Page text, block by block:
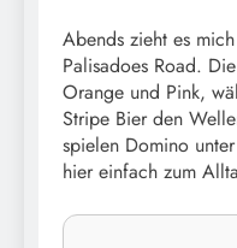
Abends zieht es
Palisadoes Road.
Orange und Pink,
Stripe Bier den
spielen Domino
hier einfach zum